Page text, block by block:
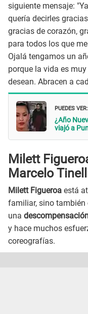
siguiente mensaje:
quería decirles
gracias de corazón,
para todos los que
Ojalá tengamos un
porque la vida es
desean. Abracen a
PUEDES VER:
¿Año
viajó a
Milett
Marcelo
Milett Figueroa está
familiar, sino también
una
y hace muchos
coreografías.